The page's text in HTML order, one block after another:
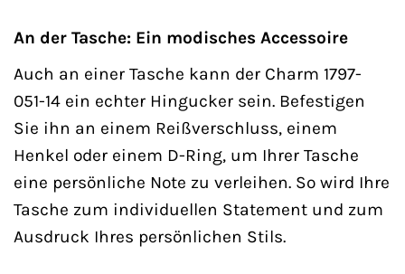
An der Tasche: Ein modisches Accessoire
Auch an einer Tasche kann der Charm 1797-
051-14 ein echter Hingucker sein. Befestigen
Sie ihn an einem Reißverschluss, einem
Henkel oder einem D-Ring, um Ihrer Tasche
eine persönliche Note zu verleihen. So wird Ihre
Tasche zum individuellen Statement und zum
Ausdruck Ihres persönlichen Stils.